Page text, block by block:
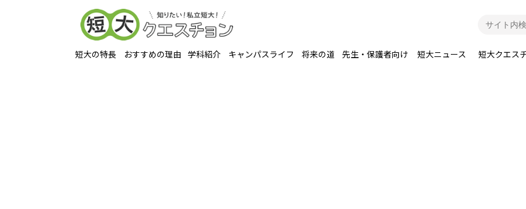
短大の特長 おすすめの理由 学科紹介 キャンパスライフ 将来の道 先生・保護者向け 短大ニュース 短大クエス